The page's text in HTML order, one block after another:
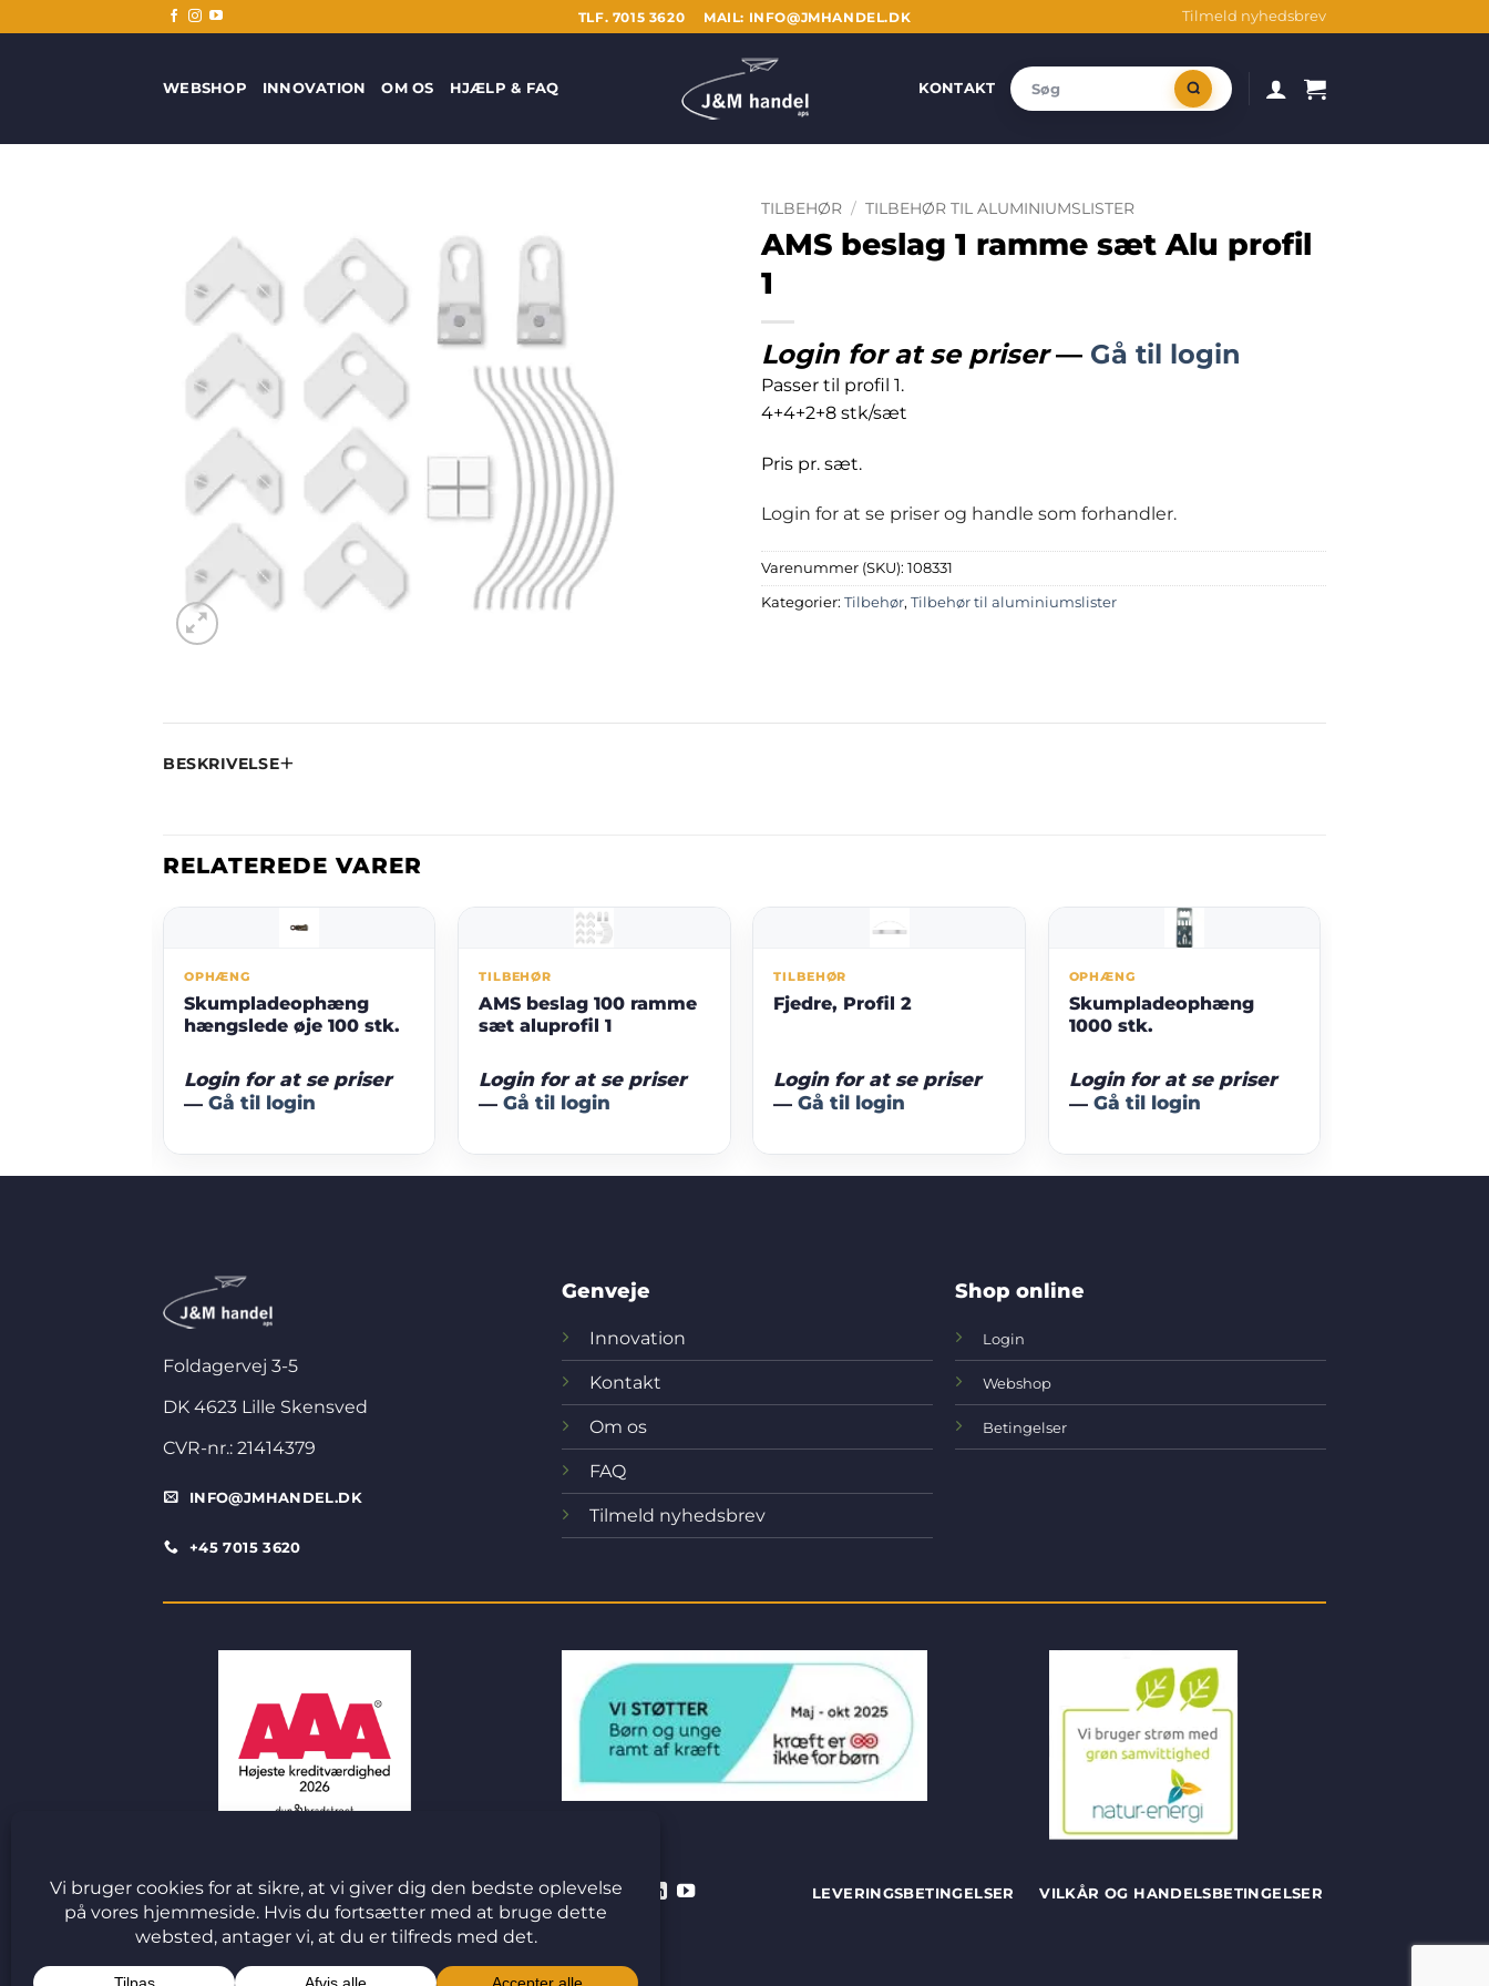
til
TLF. 7015 3620 MAIL: INFO@JMHANDEL.DK Tilmeld nyhedsbrev
WEBSHOP INNOVATION OM OS HJÆLP & FAQ KONTAKT
TILBEHØR / TILBEHØR TIL ALUMINIUMSLISTER
AMS beslag 1 ramme sæt Alu profil
1
Login for at se priser— Gå til login
Passer til profil 1.
4+4+2+8 stk/sæt
Pris pr. sæt.
Login for at se priser og handle som forhandler.
Varenummer (SKU): 108331
Kategorier: Tilbehør, Tilbehør til aluminiumslister
BESKRIVELSE
RELATEREDE VARER
OPHÆNG
Skumpladeophæng
hængslede øje 100 stk.
Login for at se priser
— Gå til login
TILBEHØR
AMS beslag 100 ramme
sæt aluprofil 1
Login for at se priser
—Gå til login
TILBEHØR
Fjedre, Profil 2
Login for at se priser
—Gå til login
OPHÆNG
Skumpladeophæng
1000 stk.
Login for at se priser
— Gå til login
Foldagervej 3-5
DK 4623 Lille Skensved
CVR-nr.: 21414379
INFO@JMHANDEL.DK
+45 7015 3620
Genveje
Innovation
Kontakt
Om os
FAQ
Tilmeld nyhedsbrev
Shop online
Login
Webshop
Betingelser
© 2026 J&M Handel ApS LEVERINGSBETINGELSER VILKÅR OG HANDELSBETINGELSER